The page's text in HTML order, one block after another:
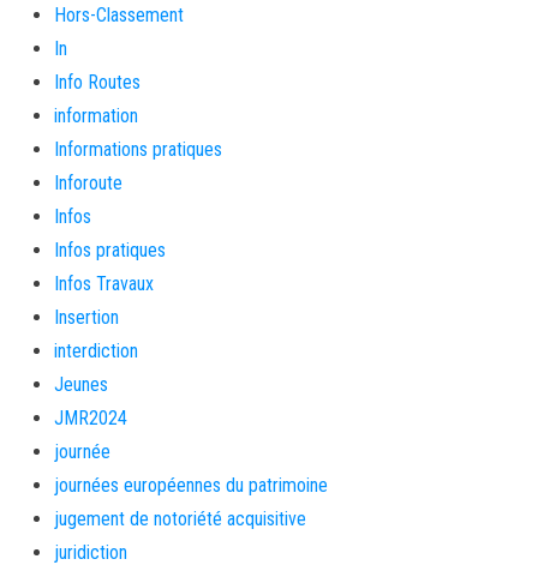
Hors-Classement
In
Info Routes
information
Informations pratiques
Inforoute
Infos
Infos pratiques
Infos Travaux
Insertion
interdiction
Jeunes
JMR2024
journée
journées européennes du patrimoine
jugement de notoriété acquisitive
juridiction